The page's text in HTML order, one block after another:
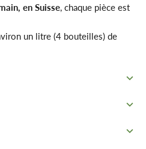
en Suisse, chaque pièce est
un litre (4 bouteilles) de
le pain directement dans